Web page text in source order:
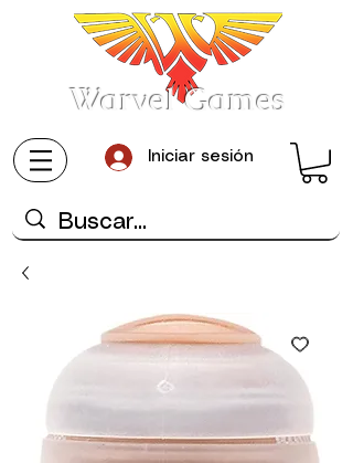
Warvel Games
Iniciar sesión